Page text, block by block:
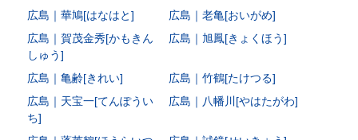
広島｜華鳩[はなはと]
広島｜老亀[おいがめ]
広島｜賀茂金秀[かもきん
しゅう]
広島｜旭鳳[きょくほう]
広島｜亀齢[きれい]
広島｜竹鶴[たけつる]
広島｜天宝一[てんぽうい
ち]
広島｜八幡川[やはたがわ]